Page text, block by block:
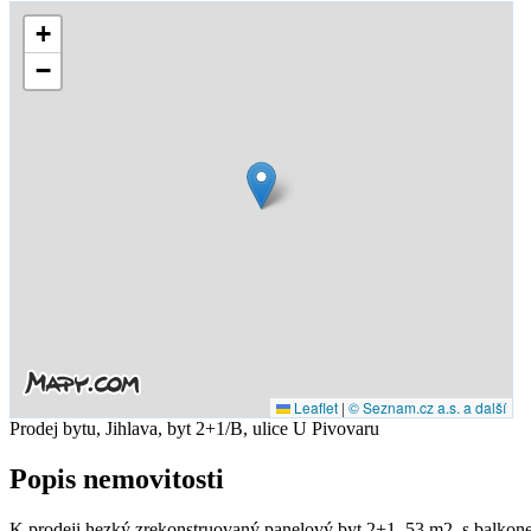
+
−
Leaflet | © Seznam.cz a.s. a další
Prodej bytu, Jihlava, byt 2+1/B, ulice U Pivovaru
Popis nemovitosti